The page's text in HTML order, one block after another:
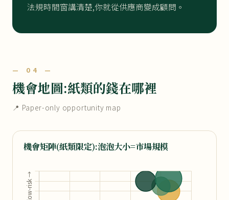
法規時間窗講清楚,你就從供應商變成顧問。
— 04 —
機會地圖:紙類的錢在哪裡
📍 Paper-only opportunity map
機會矩陣(紙類限定):泡泡大小=市場規模